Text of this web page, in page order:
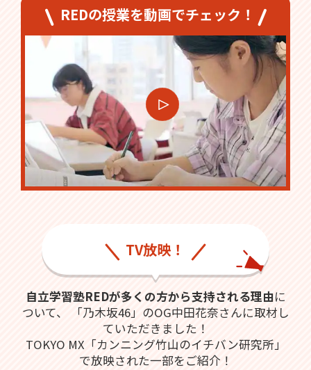
REDの授業を動画でチェック！
TV放映！
自立学習塾REDが多くの方から支持される理由に
ついて、
「乃木坂46」のOG中田花奈さんに取材し
ていただきました！
TOKYO MX「カンニング竹山のイチバン研究所」
で放映された一部をご紹介！